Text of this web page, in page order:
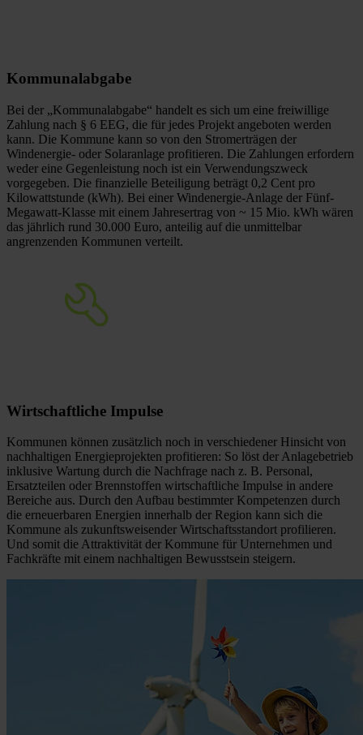
Kommunalabgabe
Bei der „Kommunalabgabe“ handelt es sich um eine freiwillige
Zahlung nach § 6 EEG, die für jedes Projekt angeboten werden
kann. Die Kommune kann so von den Stromerträgen der
Windenergie- oder Solaranlage profitieren. Die Zahlungen erfordern
weder eine Gegenleistung noch ist ein Verwendungszweck
vorgegeben. Die finanzielle Beteiligung beträgt 0,2 Cent pro
Kilowattstunde (kWh). Bei einer Windenergie-Anlage der Fünf-
Megawatt-Klasse mit einem Jahresertrag von ~ 15 Mio. kWh wären
das jährlich rund 30.000 Euro, anteilig auf die unmittelbar
angrenzenden Kommunen verteilt.
Wirtschaftliche Impulse
Kommunen können zusätzlich noch in verschiedener Hinsicht von
nachhaltigen Energieprojekten profitieren: So löst der Anlagebetrieb
inklusive Wartung durch die Nachfrage nach z. B. Personal,
Ersatzteilen oder Brennstoffen wirtschaftliche Impulse in andere
Bereiche aus. Durch den Aufbau bestimmter Kompetenzen durch
die erneuerbaren Energien innerhalb der Region kann sich die
Kommune als zukunftsweisender Wirtschaftsstandort profilieren.
Und somit die Attraktivität der Kommune für Unternehmen und
Fachkräfte mit einem nachhaltigen Bewusstsein steigern.